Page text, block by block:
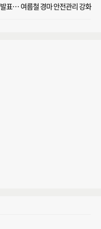
표… 여름철 경마 안전관리 강화